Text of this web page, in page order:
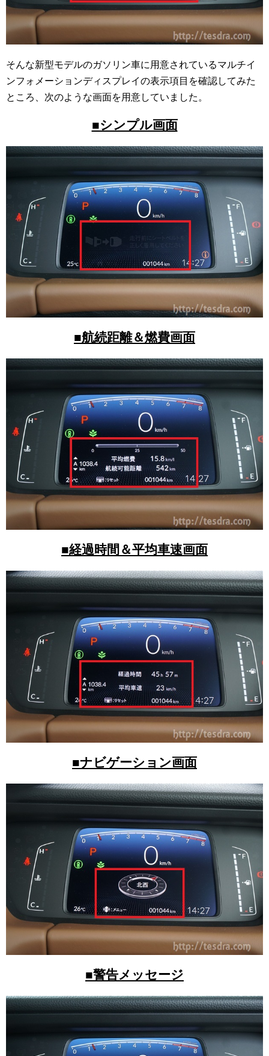
そんな新型モデルのガソリン車に用意されているマルチイ
ンフォメーションディスプレイの表示項目を確認してみた
ところ、次のような画面を用意していました。
■シンプル画面
■航続距離＆燃費画面
■経過時間＆平均車速画面
■ナビゲーション画面
■警告メッセージ